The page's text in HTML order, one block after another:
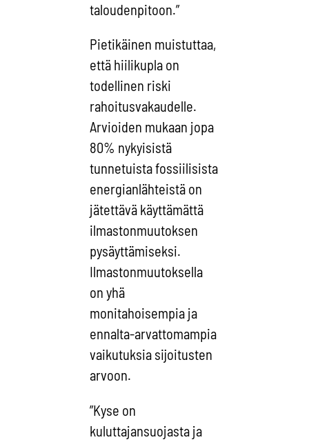
taloudenpitoon.”
Pietikäinen muistuttaa,
että hiilikupla on
todellinen riski
rahoitusvakaudelle.
Arvioiden mukaan jopa
80% nykyisistä
tunnetuista fossiilisista
energianlähteistä on
jätettävä käyttämättä
ilmastonmuutoksen
pysäyttämiseksi.
Ilmastonmuutoksella
on yhä
monitahoisempia ja
ennalta-arvattomampia
vaikutuksia sijoitusten
arvoon.
”Kyse on
kuluttajansuojasta ja